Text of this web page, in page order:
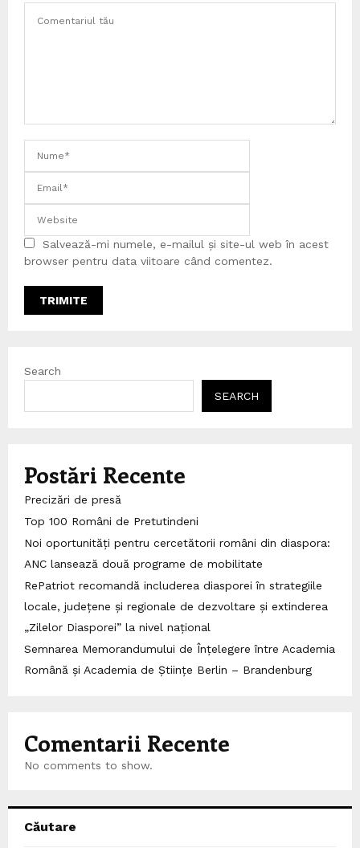
Salvează-mi numele, e-mailul și site-ul web în acest
browser pentru data viitoare când comentez.
Search
SEARCH
Postări Recente
Precizări de presă
Top 100 Români de Pretutindeni
Noi oportunități pentru cercetătorii români din diaspora:
ANC lansează două programe de mobilitate
RePatriot recomandă includerea diasporei în strategiile
locale, județene și regionale de dezvoltare și extinderea
„Zilelor Diasporei” la nivel național
Semnarea Memorandumului de Înțelegere între Academia
Română și Academia de Științe Berlin – Brandenburg
Comentarii Recente
No comments to show.
Căutare